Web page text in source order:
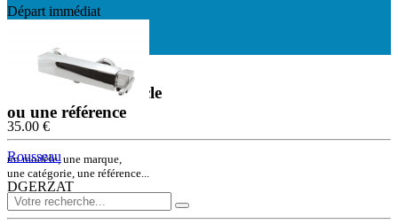
Départ immédiat
35.00 €
Rousseau
DGERZAT
Départ immédiat
Rechercher un article
ou une référence
un modèle, une marque,
une catégorie, une référence...